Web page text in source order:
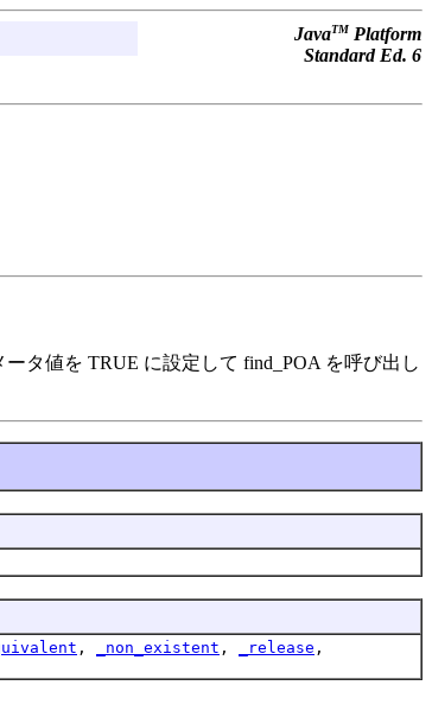
JavaTM Platform
Standard Ed. 6
タ値を TRUE に設定して find_POA を呼び出し
, _non_existent , _release ,